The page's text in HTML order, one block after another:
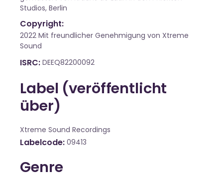
Studios, Berlin
Copyright:
2022 Mit freundlicher Genehmigung von Xtreme
Sound
ISRC DEEQ82200092
Label (veröffentlicht
über)
Xtreme Sound Recordings
Labelcode 09413
Genre